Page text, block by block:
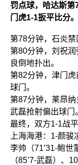
罚点球，哈达斯
门虎1-1扳平比分。
第78分钟，石炎禁
第80分钟，刘祝
良倒地扑出。
第82分钟，津门
球门。
第87分钟，莱昂
武磊抢射偏出球门
最终，双方1-1战平
上海海港：1-颜
李帅（71’31-鲍世
（85’7-武磊）、